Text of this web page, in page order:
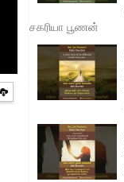
சகரியா பூணன்